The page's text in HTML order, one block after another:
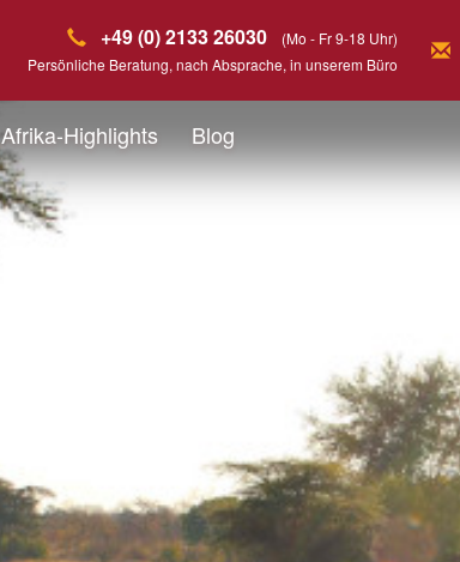
+49 (0) 2133 26030
(Mo - Fr 9-18 Uhr)
Persönliche Beratung, nach Absprache, in unserem Büro
Afrika-Highlights Blog